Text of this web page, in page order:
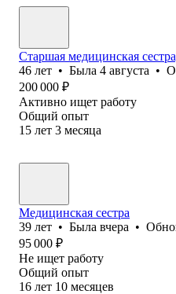
Старшая медицинская
46 лет • Была 4 августа •
200 000 ₽
Активно ищет работу
Общий опыт
15 лет 3 месяца
Медицинская сестра
39 лет • Была вчера •
95 000 ₽
Не ищет работу
Общий опыт
16 лет 10 месяцев